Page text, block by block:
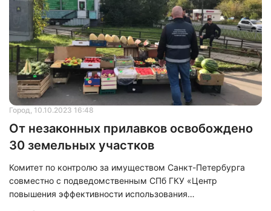
Город, 10.10.2023 16:48
От незаконных прилавков освобождено
30 земельных участков
Комитет по контролю за имуществом Санкт-Петербурга
совместно с подведомственным СПб ГКУ «Центр
повышения эффективности использования